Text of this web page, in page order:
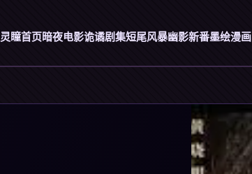
灵瞳首页暗夜电影诡谲剧集短尾风暴幽影新番墨绘漫画